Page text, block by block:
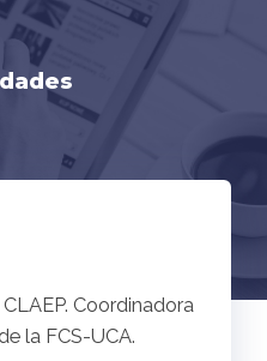
Coordinadora
la FCS-UCA.